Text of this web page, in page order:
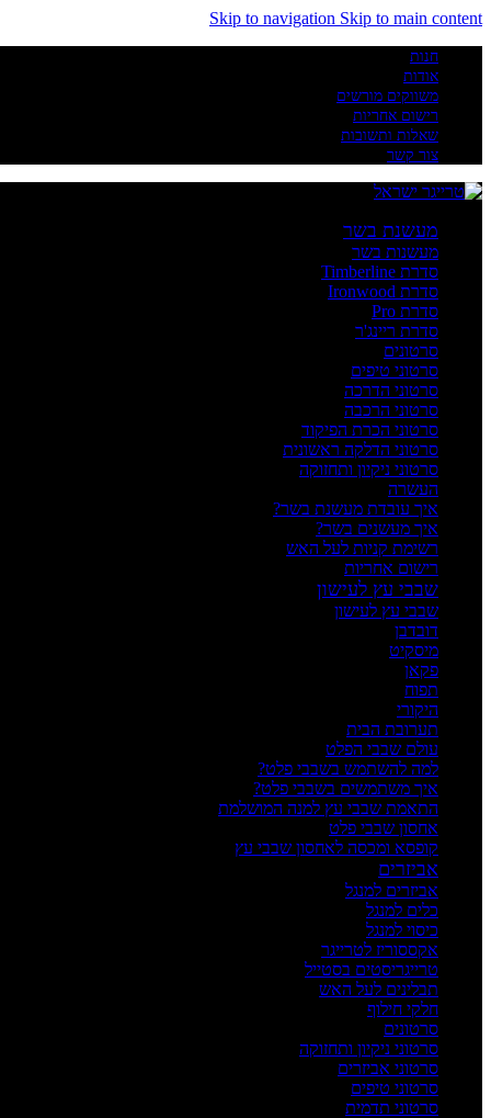
Skip to navigation Skip to main content
חנות
אודות
משווקים מורשים
רישום אחריות
שאלות ותשובות
צור קשר
מעשנת בשר
מעשנות בשר
סדרת Timberline
סדרת Ironwood
סדרת Pro
סדרת ריינג'ר
סרטונים
סרטוני טיפים
סרטוני הדרכה
סרטוני הרכבה
סרטוני הכרת הפיקוד
סרטוני הדלקה ראשונית
סרטוני ניקיון ותחזוקה
העשרה
איך עובדת מעשנת בשר?
איך מעשנים בשר?
רשימת קניות לעל האש
רישום אחריות
שבבי עץ לעישון
שבבי עץ לעישון
דובדבן
מיסקיט
פקאן
תפוח
היקורי
תערובת הבית
עולם שבבי הפלט
למה להשתמש בשבבי פלט?
איך משתמשים בשבבי פלט?
התאמת שבבי עץ למנה המושלמת
אחסון שבבי פלט
קופסא ומכסה לאחסון שבבי עץ
אביזרים
אביזרים למנגל
כלים למנגל
כיסוי למנגל
אקססוריז לטרייגר
טרייגריסטים בסטייל
תבלינים לעל האש
חלקי חילוף
סרטונים
סרטוני ניקיון ותחזוקה
סרטוני אביזרים
סרטוני טיפים
סרטוני תדמית